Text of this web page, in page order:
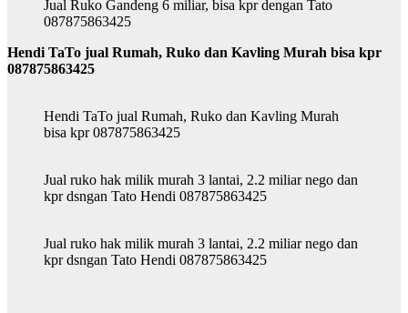
Jual Ruko Gandeng 6 miliar, bisa kpr dengan Tato
087875863425
Hendi TaTo jual Rumah, Ruko dan Kavling Murah bisa kpr
087875863425
Hendi TaTo jual Rumah, Ruko dan Kavling Murah
bisa kpr 087875863425
Jual ruko hak milik murah 3 lantai, 2.2 miliar nego dan
kpr dsngan Tato Hendi 087875863425
Jual ruko hak milik murah 3 lantai, 2.2 miliar nego dan
kpr dsngan Tato Hendi 087875863425